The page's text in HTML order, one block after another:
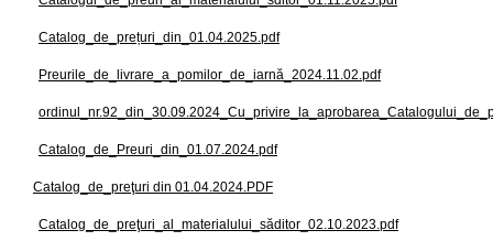
Catalog_de_prețuri_din_01.04.2025.pdf
Preurile_de_livrare_a_pomilor_de_iarnă_2024.11.02.pdf
Catalog_de_Preuri_din_01.07.2024.pdf
Catalog_de_preţuri din 01.04.2024.PDF
Catalog_de_preţuri_al_materialului_săditor_02.10.2023.pdf